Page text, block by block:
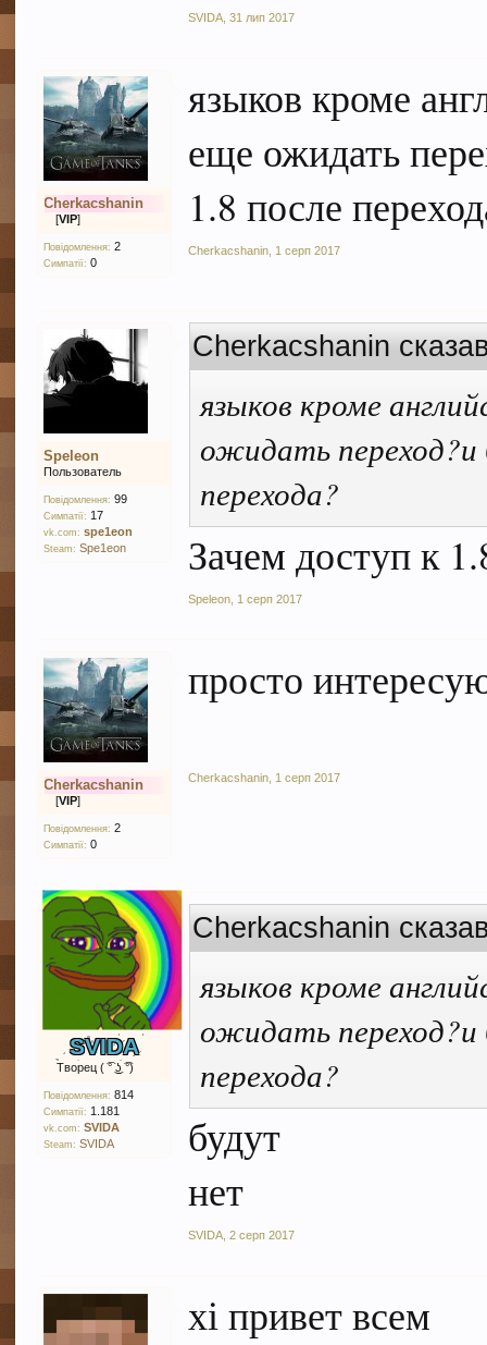
SVIDA ,31 лип 2017
Cherkacshanin
[VIP]
Повідомлення: 2
Симпатії: 0
языков кроме
еще ожидать
1.8 после
Cherkacshanin 1 серп 2017
Speleon
Пользователь
Повідомлення: 99
Симпатії: 17
vk.com: spe1eon
Steam: Spe1eon
Cherkacshanin
языков кроме
ожидать переход?и
перехода?
Зачем доступ к
Speleon 1 серп 2017
Cherkacshanin
[VIP]
Повідомлення: 2
Симпатії: 0
просто
Cherkacshanin 1 серп 2017
SVIDA
Творец ( ͡° ͜ʖ ͡°)
Повідомлення: 814
Симпатії: 1.181
vk.com: SVIDA
Steam: SVIDA
Cherkacshanin
языков кроме
ожидать переход?и
перехода?
будут
нет
SVIDA ,2 серп 2017
хі привет всем